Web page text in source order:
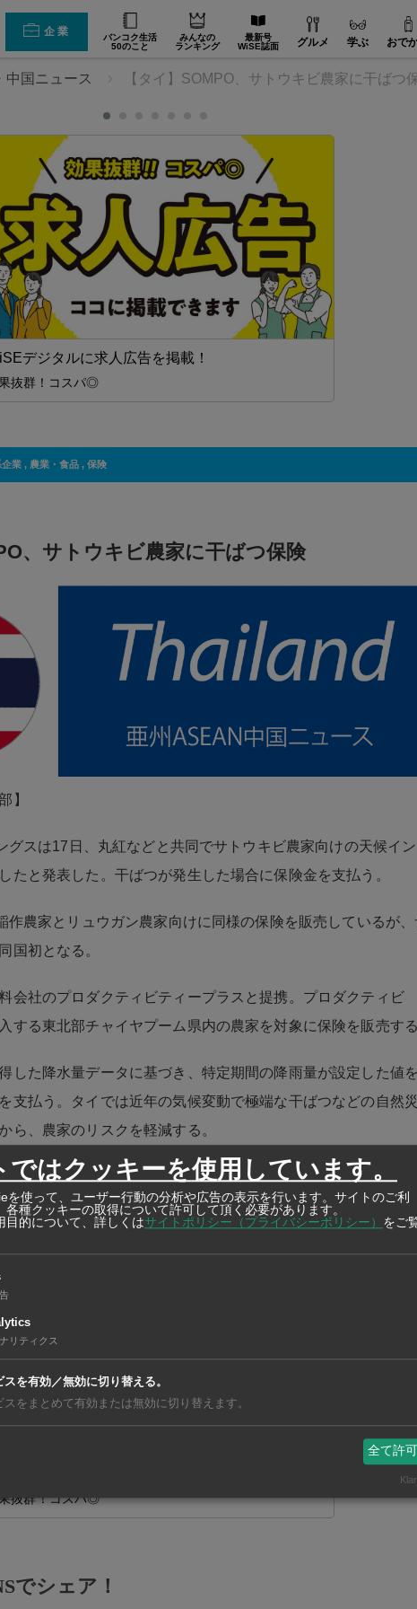
企業
バンコク生活
50のこと
みんなの
ランキング
最新号
WiSE誌面
グルメ 学ぶ おで
中国ニュース 【タイ】SOMPO、サトウキビ農家に干ばつ
・機械【在タイ企業・製造業】
企業 , 農業・食品 , 保険
、サトウキビ農家に干ばつ保険
】
グスは17日、丸紅などと共同でサトウキビ農家向けの天候イン
たと発表した。干ばつが発生した場合に保険金を支払う。
作農家とリュウガン農家向けに同様の保険を販売しているが、
国初となる。
会社のプロダクティビティープラスと提携。プロダクティビ
する東北部チャイヤプーム県内の農家を対象に保険を販売する
した降水量データに基づき、特定期間の降雨量が設定した値
支払う。タイでは近年の気候変動で極端な干ばつなどの自然
ら、農家のリスクを軽減する。
亜州ビジネス
https://ashu-
設備・機
でシェア！
ではクッキーを使用しています。
を使って、ユーザー行動の分析や広告の表示を行います。サイトのご利
種クッキーの取得について許可して頂く必要があります。
目的について、詳しくはサイトポリシー（プライバシーポリシー） をご
リティクス
を有効／無効に切り替える。
スをまとめて有効または無効に切り替えます。
全て許可